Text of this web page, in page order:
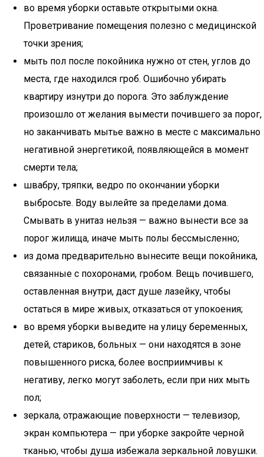
во время уборки оставьте открытыми окна.
Проветривание помещения полезно с медицинской
точки зрения;
мыть пол после покойника нужно от стен, углов до
места, где находился гроб. Ошибочно убирать
квартиру изнутри до порога. Это заблуждение
произошло от желания вымести почившего за порог,
но заканчивать мытье важно в месте с максимально
негативной энергетикой, появляющейся в момент
смерти тела;
швабру, тряпки, ведро по окончании уборки
выбросьте. Воду вылейте за пределами дома.
Смывать в унитаз нельзя — важно вынести все за
порог жилища, иначе мыть полы бессмысленно;
из дома предварительно вынесите вещи покойника,
связанные с похоронами, гробом. Вещь почившего,
оставленная внутри, даст душе лазейку, чтобы
остаться в мире живых, отказаться от упокоения;
во время уборки выведите на улицу беременных,
детей, стариков, больных — они находятся в зоне
повышенного риска, более восприимчивы к
негативу, легко могут заболеть, если при них мыть
пол;
зеркала, отражающие поверхности — телевизор,
экран компьютера — при уборке закройте черной
тканью, чтобы душа избежала зеркальной ловушки.